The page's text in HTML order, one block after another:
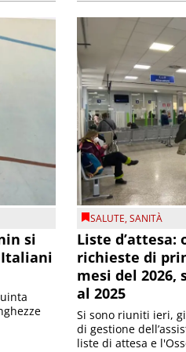
si
Italiani
SALUTE,SANITÀ
Liste d’attesa:
richieste di
mesi del 2026,
al 2025
Si sono riuniti ieri,
di gestione
liste di attesa e